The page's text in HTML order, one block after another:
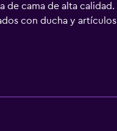
de cama de alta calidad.
con ducha y
de negocios
habitaciones también